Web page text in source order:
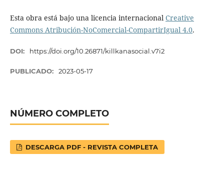
Esta obra está bajo una licencia internacional Creative
Commons Atribución-NoComercial-CompartirIgual 4.0.
DOI: https://doi.org/10.26871/killkanasocial.v7i2
PUBLICADO: 2023-05-17
NÚMERO COMPLETO
DESCARGA PDF - REVISTA COMPLETA